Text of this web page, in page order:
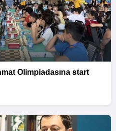
Olimpiadasına start